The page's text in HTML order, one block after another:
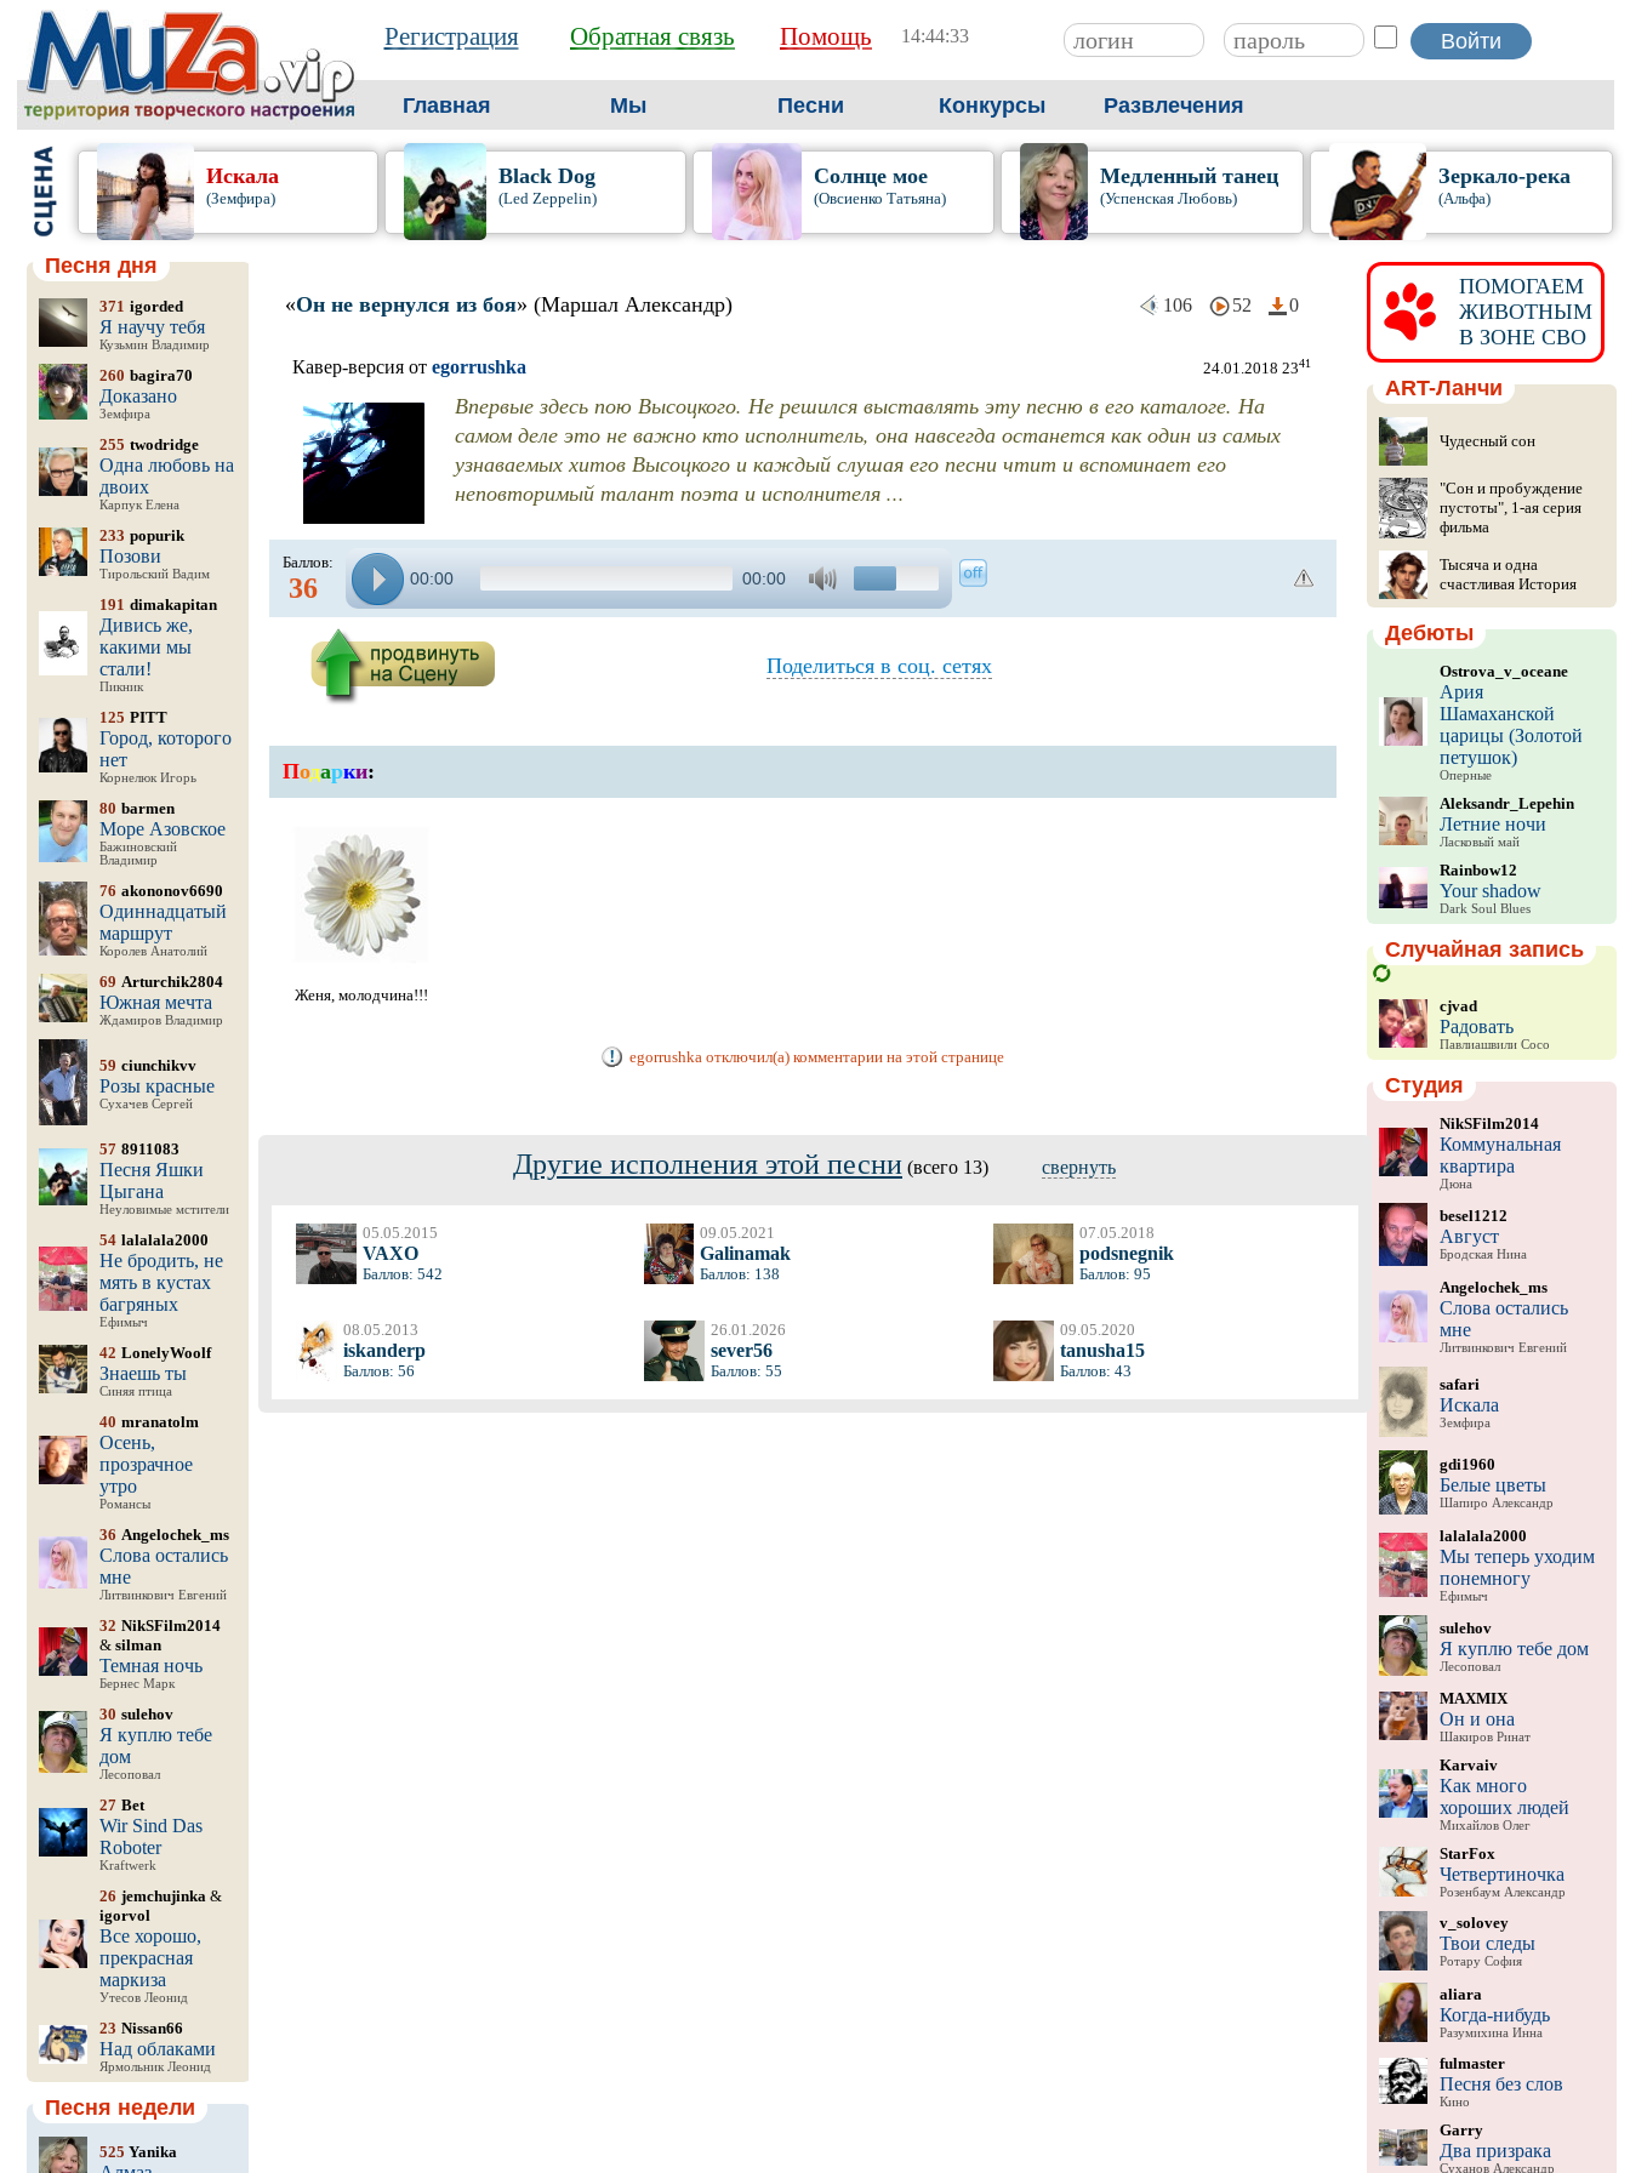
Регистрация Обратная связь Помощь 14:44:34
Главная Мы Песни Конкурсы Развлечения
Искала
(Земфира)
Black Dog
(Led Zeppelin)
Солнце мое
(Овсиенко Татьяна)
Медленный танец
(Успенская Любовь)
Зеркало-река
(Альфа)
Песня дня
371 igorded
Я научу тебя
Кузьмин Владимир
260 bagira70
Доказано
Земфира
255 twodridge
Одна любовь на
двоих
Карпук Елена
233 popurik
Позови
Тирольский Вадим
191 dimakapitan
Дивись же,
какими мы
стали!
Пикник
125 PITT
Город, которого
нет
Корнелюк Игорь
80 barmen
Море Азовское
Бажиновский
Владимир
76 akononov6690
Одиннадцатый
маршрут
Королев Анатолий
69 Arturchik2804
Южная мечта
Ждамиров Владимир
59 ciunchikvv
Розы красные
Сухачев Сергей
57 8911083
Песня Яшки
Цыгана
Неуловимые мстители
54 lalalala2000
Не бродить, не
мять в кустах
багряных
Ефимыч
42 LonelyWoolf
Знаешь ты
Синяя птица
40 mranatolm
Осень,
прозрачное
утро
Романсы
36 Angelochek_ms
Слова остались
мне
Литвинкович Евгений
32 NikSFilm2014
& silman
Темная ночь
Бернес Марк
30 sulehov
Я куплю тебе
дом
Лесоповал
27 Bet
Wir Sind Das
Roboter
Kraftwerk
26 jemchujinka&
igorvol
Все хорошо,
прекрасная
маркиза
Утесов Леонид
23 Nissan66
Над облаками
Ярмольник Леонид
Песня недели
525 Yanika
«Он не вернулся из боя» (Маршал Александр) 106 52 0
Кавер-версия от egorrushka 24.01.2018 2341
Впервые здесь пою Высоцкого. Не решился выставлять эту песню в его каталоге. На
самом деле это не важно кто исполнитель, она навсегда останется как один из самых
узнаваемых хитов Высоцкого и каждый слушая его песни чтит и вспоминает его
неповторимый талант поэта и исполнителя ...
Баллов:
36 00:00 00:00
Поделиться в соц. сетях
Подарки:
Женя, молодчина!!!
egorrushka отключил(а) комментарии на этой странице
Другие исполнения этой песни (всего 13) свернуть
05.05.2015
VAXO
Баллов: 542
09.05.2021
Galinamak
Баллов: 138
07.05.2018
podsnegnik
Баллов: 95
08.05.2013
iskanderp
Баллов: 56
26.01.2026
sever56
Баллов: 55
09.05.2020
tanusha15
Баллов: 43
ПОМОГАЕМ
ЖИВОТНЫМ
В ЗОНЕ СВО
ART-Ланчи
Чудесный сон
"Сон и пробуждение
пустоты", 1-ая серия
фильма
Тысяча и одна
счастливая История
Дебюты
Ostrova_v_oceane
Ария
Шамаханской
царицы (Золотой
петушок)
Оперные
Aleksandr_Lepehin
Летние ночи
Ласковый май
Rainbow12
Your shadow
Dark Soul Blues
Случайная запись
cjvad
Радовать
Павлиашвили Сосо
Студия
NikSFilm2014
Коммунальная
квартира
Дюна
besel1212
Август
Бродская Нина
Angelochek_ms
Слова остались
мне
Литвинкович Евгений
safari
Искала
Земфира
gdi1960
Белые цветы
Шапиро Александр
lalalala2000
Мы теперь уходим
понемногу
Ефимыч
sulehov
Я куплю тебе дом
Лесоповал
MAXMIX
Он и она
Шакиров Ринат
Karvaiv
Как много
хороших людей
Михайлов Олег
StarFox
Четвертиночка
Розенбаум Александр
v_solovey
Твои следы
Ротару София
aliara
Когда-нибудь
Разумихина Инна
fulmaster
Песня без слов
Кино
Garry
Два призрака
Суханов Александр